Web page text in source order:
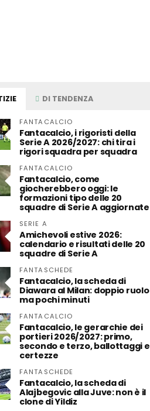
DI TENDENZA
FANTACALCIO
Fantacalcio, i rigoristi della
Serie A 2026/2027: chi tira i
rigori squadra per squadra
FANTACALCIO
Fantacalcio, come
giocherebbero oggi: le
formazioni tipo delle 20
squadre di Serie A aggiornate
SERIE A
Amichevoli estive 2026:
calendario e risultati delle 20
squadre di Serie A
FANTASCHEDE
Fantacalcio, la scheda di
Diawara al Milan: doppio ruolo
ma pochi minuti
FANTACALCIO
Fantacalcio, le gerarchie dei
portieri 2026/2027: primo,
secondo e terzo, ballottaggi e
certezze
FANTASCHEDE
Fantacalcio, la scheda di
Alajbegovic alla Juve: non è il
clone di Yildiz